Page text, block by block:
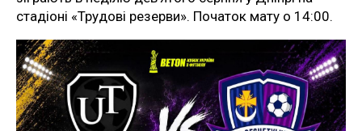
стадіоні «Трудові резерви». Початок мату о 14:00.